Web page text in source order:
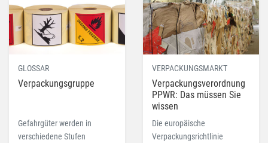
bei der Entscheidung!
dafür spezielle
Verpackungen.
GLOSSAR
Verpackungsgruppe
Gefahrgüter werden in
verschiedene Stufen
VERPACKUNGSMARKT
Verpackungsverordnung
PPWR: Das müssen Sie
wissen
Die europäische
Verpackungsrichtlinie